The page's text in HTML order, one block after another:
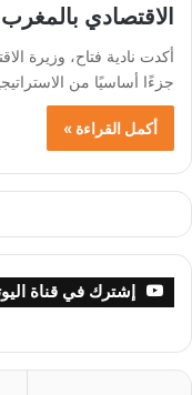
الاقتصادي بالمغرب
أكدت نادية فتاح، وزيرة
جزءًا أساسيًا من
أكمل القراءة »
إشترك في قناة